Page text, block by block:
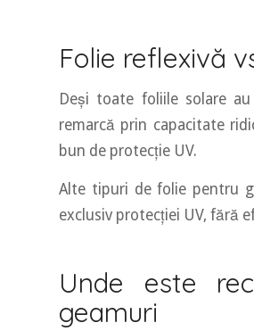
Folie reflexivă
Deși toate foliile solare
remarcă prin capacitate
bun de protecție UV.
Alte tipuri de folie pentru
exclusiv protecției UV, fără
Unde este
geamuri